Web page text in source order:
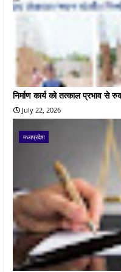
निर्माण कार्य को तत्काल प्रभाव से
July 22, 2026
मध्यप्रदेश